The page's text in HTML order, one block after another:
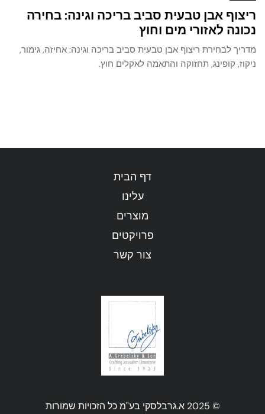
ריצוף אבן טבעית סביב בריכה וגינה: בחירה
נכונה לאזורי מים וחוץ
מדריך לבחירת ריצוף אבן טבעית סביב בריכה וגינה: אחיזה, גימור,
ניקוז, קופינג, תחזוקה והתאמה לאקלים חוץ.
דף הבית
עלינו
מוצרים
פרויקטים
צור קשר
© 2025 א.גרבלסקי בע"מ כל הזכויות שמורות